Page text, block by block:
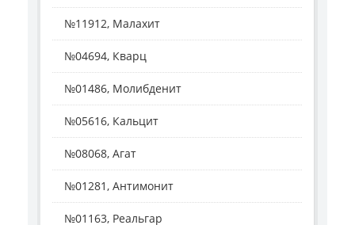
№11912, Малахит
№04694, Кварц
№01486, Молибденит
№05616, Кальцит
№08068, Агат
№01281, Антимонит
№01163, Реальгар